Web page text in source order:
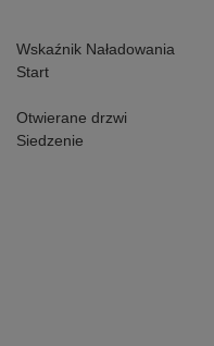
Wskaźnik Naładowania
Start
Otwierane drzwi
Siedzenie